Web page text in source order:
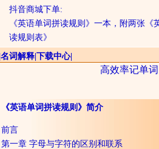
抖音商城下单:
《英语单词拼读规则》一本，附两张《
读规则表》
名词解释| 下载中心|
高效率记单词
《英语单词拼读规则》简介
前言
第一章 字母与字符的区别和联系